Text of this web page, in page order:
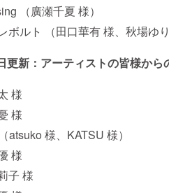
（廣瀬千夏 様）
ボルト （田口華有 様、秋場ゆり
更新：アーティストの皆様から
様
様
atsuko 様、KATSU 様）
様
子 様